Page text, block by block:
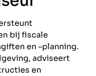
bij fiscale
en –planning.
adviseert
en